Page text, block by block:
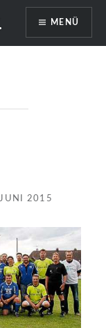
MENÜ
2015